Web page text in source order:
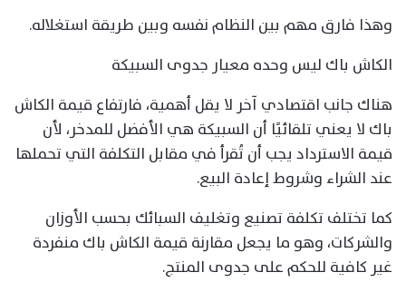
وهذا فارق مهم بين النظام نفسه وبين طريقة استغلاله.
الكاش باك ليس وحده معيار جدوى السبيكة
هناك جانب اقتصادي آخر لا يقل أهمية، فارتفاع قيمة الكاش
باك لا يعني تلقائيًا أن السبيكة هي الأفضل للمدخر، لأن
قيمة الاسترداد يجب أن تُقرأ في مقابل التكلفة التي تحملها
عند الشراء وشروط إعادة البيع.
كما تختلف تكلفة تصنيع وتغليف السبائك بحسب الأوزان
والشركات، وهو ما يجعل مقارنة قيمة الكاش باك منفردة
غير كافية للحكم على جدوى المنتج.